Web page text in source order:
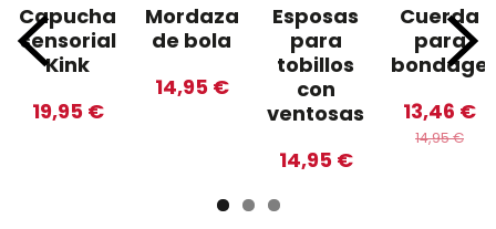
Capucha
sensorial
Kink
19,95 €
Mordaza
de bola
14,95 €
Esposas
para
tobillos
con
ventosas
14,95 €
Cuerda
para
bondage
13,46 €
14,95 €